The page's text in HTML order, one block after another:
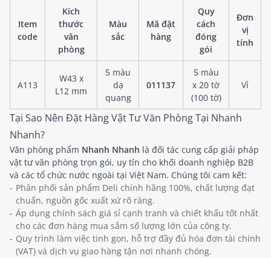
Item
code
Kích
thước
văn
phòng
Màu
sắc
Mã đặt
hàng
Quy
cách
đóng
gói
Đơn
vị
tính
A113
W43 x
L12 mm
5 màu
dạ
quang
011137
5 màu
x 20 tờ
(100 tờ)
Vỉ
Tại Sao Nên Đặt Hàng Vật Tư Văn Phòng Tại Nhanh
Nhanh?
Văn phòng phẩm Nhanh Nhanh là đối tác cung cấp giải pháp
vật tư văn phòng trọn gói, uy tín cho khối doanh nghiệp B2B
và các tổ chức nước ngoài tại Việt Nam. Chúng tôi cam kết:
Phân phối sản phẩm Deli chính hãng 100%, chất lượng đạt
chuẩn, nguồn gốc xuất xứ rõ ràng.
Áp dụng chính sách giá sỉ cạnh tranh và chiết khấu tốt nhất
cho các đơn hàng mua sắm số lượng lớn của công ty.
Quy trình làm việc tinh gọn, hỗ trợ đầy đủ hóa đơn tài chính
(VAT) và dịch vụ giao hàng tận nơi nhanh chóng.